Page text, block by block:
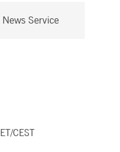
News Service
CEST